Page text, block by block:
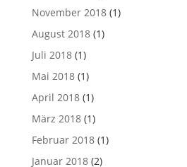
November 2018(1)
August 2018(1)
Juli 2018(1)
Mai 2018(1)
April 2018(1)
März 2018(1)
Februar 2018(1)
Januar 2018(2)